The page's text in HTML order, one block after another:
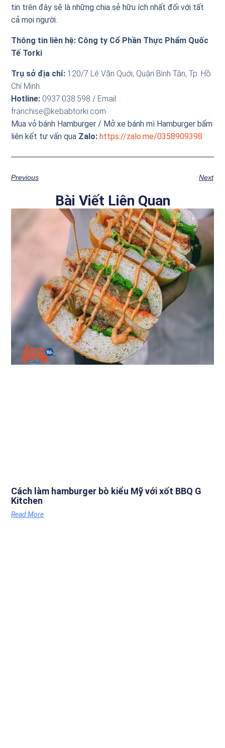
tin trên đây sẽ là những chia sẻ hữu ích nhất đối với tất
cả mọi người.
Thông tin liên hệ: Công ty Cổ Phần Thực Phẩm Quốc
Tế Torki
Trụ sở địa chỉ: 120/7 Lê Văn Quới, Quận Bình Tân, Tp. Hồ
Chí Minh.
Hotline: 0937.038.598 / Email:
franchise@kebabtorki.com
Mua vỏ bánh Hamburger / Mở xe bánh mì Hamburger bấm
liên kết tư vấn qua Zalo: https://zalo.me/0358909398
Previous Next
Bài Viết Liên Quan
Cách làm hamburger bò kiểu Mỹ với xốt BBQ G
Kitchen
Read More